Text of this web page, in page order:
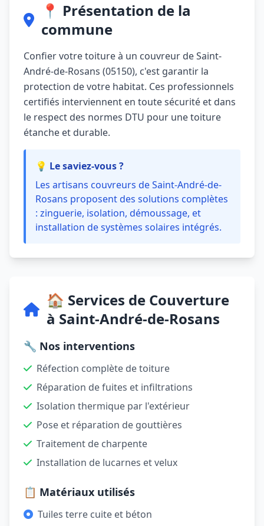
📍 Présentation de la
commune
Confier votre toiture à un couvreur de Saint-
André-de-Rosans (05150), c'est garantir la
protection de votre habitat. Ces professionnels
certifiés interviennent en toute sécurité et dans
le respect des normes DTU pour une toiture
étanche et durable.
💡 Le saviez-vous ?
Les artisans couvreurs de Saint-André-de-
Rosans proposent des solutions complètes
: zinguerie, isolation, démoussage, et
installation de systèmes solaires intégrés.
🏠 Services de Couverture
à Saint-André-de-Rosans
🔧 Nos interventions
Réfection complète de toiture
Réparation de fuites et infiltrations
Isolation thermique par l'extérieur
Pose et réparation de gouttières
Traitement de charpente
Installation de lucarnes et velux
📋 Matériaux utilisés
Tuiles terre cuite et béton